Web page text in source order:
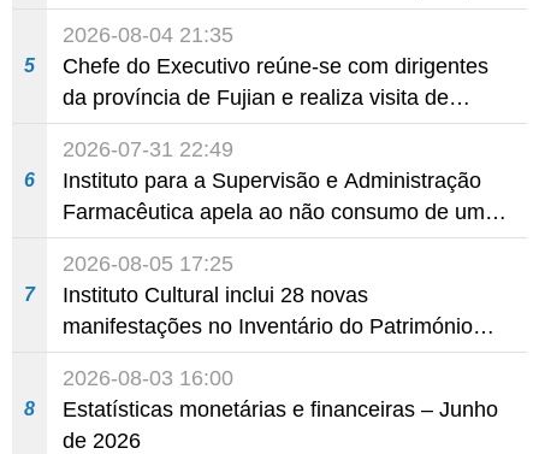
Aprofundada entre Guangdong e Macau em
Hengqin
5
2026-08-04 21:35
Chefe do Executivo reúne-se com dirigentes
da província de Fujian e realiza visita de
trabalho em Fuzhou
6
2026-07-31 22:49
Instituto para a Supervisão e Administração
Farmacêutica apela ao não consumo de um
produto com substâncias medicamentosas
ocidentais
7
2026-08-05 17:25
Instituto Cultural inclui 28 novas
manifestações no Inventário do Património
Cultural Intangível
8
2026-08-03 16:00
Estatísticas monetárias e financeiras – Junho
de 2026